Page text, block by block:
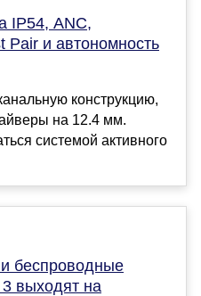
IP54, ANC,
Pair и автономность
конструкцию,
на 12.4 мм.
системой активного
беспроводные
выходят на